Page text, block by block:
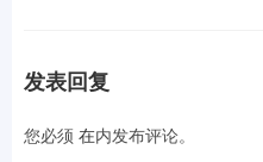
发表回复
您必须 在内发布评论。